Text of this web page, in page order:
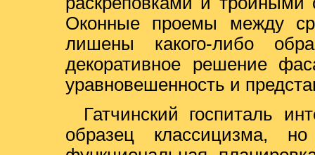
Оконные проемы между
лишены какого-либо
декоративное решение
уравновешенность и
Гатчинский госпиталь
образец классицизма,